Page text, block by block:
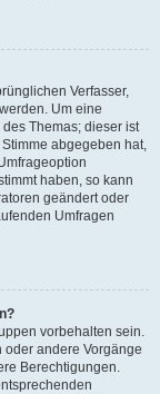
Verfasser,
Um eine
Themas; dieser ist
abgegeben hat,
haben, so kann
geändert oder
Umfragen
vorbehalten sein.
oder andere Vorgänge
Berechtigungen.